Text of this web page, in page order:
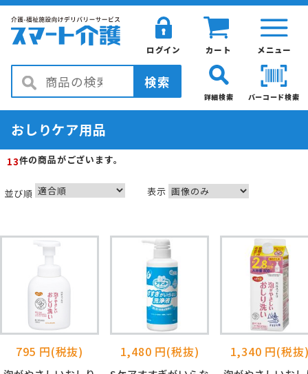
メニュー
カート
ログイン
検索
バーコード検索
詳細検索
おしりケア用品
13件の商品がございます。
並び順 表示
795 円(税抜) 1,480 円(税抜) 1,340 円(税抜